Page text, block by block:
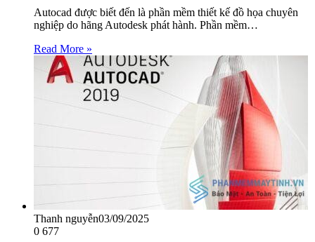
Autocad được biết đến là phần mềm thiết kế đồ họa chuyên
nghiệp do hãng Autodesk phát hành. Phần mềm…
Read More »
Thanh nguyễn03/09/2025
0 677